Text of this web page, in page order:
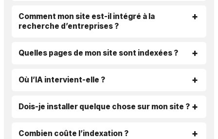
Comment mon site est-il intégré à la
recherche d’entreprises ?
Quelles pages de mon site sont indexées ?
Où l’IA intervient-elle ?
Dois-je installer quelque chose sur mon site ?
Combien coûte l’indexation ?